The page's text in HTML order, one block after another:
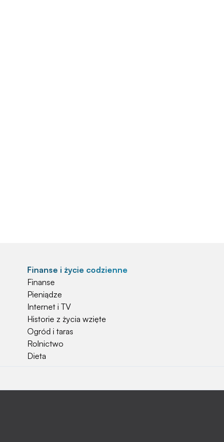
Finanse i życie codzienne
Finanse
Pieniądze
Internet i TV
Historie z życia wzięte
Ogród i taras
Rolnictwo
Dieta
Najchętniej czytane